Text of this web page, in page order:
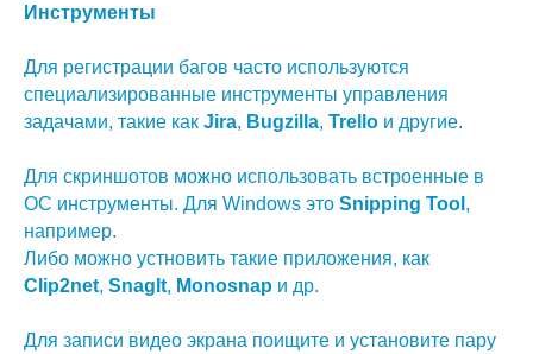
Инструменты
Для регистрации багов часто используются
специализированные инструменты управления
задачами, такие как Jira, Bugzilla, Trello и другие.
Для скриншотов можно использовать встроенные в
ОС инструменты. Для Windows это Snipping Tool ,
например.
Либо можно устновить такие приложения, как
Clip2net, SnagIt, Monosnap и др.
Для записи видео экрана поищите и установите пару